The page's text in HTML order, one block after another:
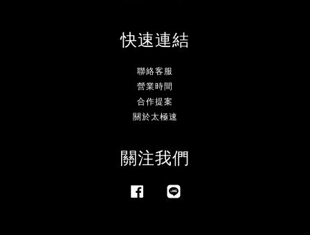
快速連結
聯絡客服
營業時間
合作提案
關於太極速
關注我們
Facebook